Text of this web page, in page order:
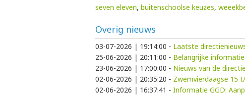
seven eleven, buitenschoolse keuzes,
Overig nieuws
03-07-2026 | 19:14:00 - Laatste
25-06-2026 | 20:11:00 - Belangrijke
23-06-2026 | 17:00:00 - Nieuws van de
02-06-2026 | 20:35:20 - Zwemvierdaagse 15
02-06-2026 | 16:37:41 - Informatie GGD: